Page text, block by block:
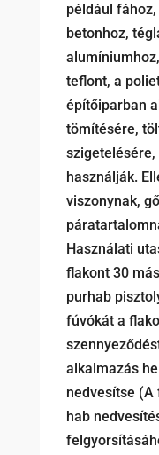
például
betonhoz,
teflont, a
építőiparban
tömítésére,
használják.
viszonynak,
Használati
flakont 30
purhab
fúvókát a
alkalmazás
nedvesítse
hab